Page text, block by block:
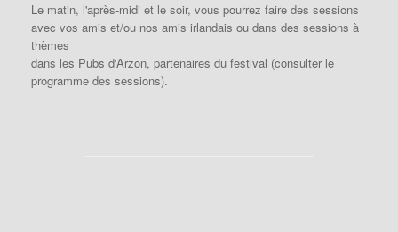
Le matin, l'après-midi et le soir, vous pourrez faire des sessions
avec vos amis et/ou nos amis irlandais ou dans des sessions à
thèmes
dans les Pubs d'Arzon, partenaires du festival (consulter le
programme des sessions).